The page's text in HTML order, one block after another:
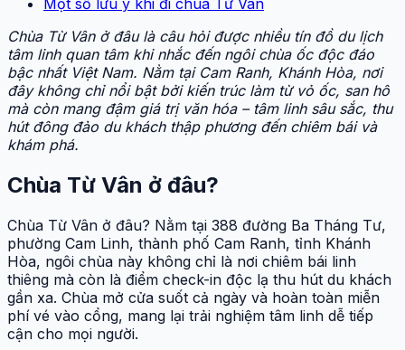
Chùa Từ Vân ở đâu là câu hỏi được nhiều tín đồ du lịch
tâm linh quan tâm khi nhắc đến ngôi chùa ốc độc đáo
bậc nhất Việt Nam. Nằm tại Cam Ranh, Khánh Hòa, nơi
đây không chỉ nổi bật bởi kiến trúc làm từ vỏ ốc, san hô
mà còn mang đậm giá trị văn hóa – tâm linh sâu sắc, thu
hút đông đảo du khách thập phương đến chiêm bái và
khám phá.
Chùa Từ Vân ở đâu?
Chùa Từ Vân ở đâu? Nằm tại 388 đường Ba Tháng Tư,
phường Cam Linh, thành phố Cam Ranh, tỉnh Khánh
Hòa, ngôi chùa này không chỉ là nơi chiêm bái linh
thiêng mà còn là điểm check-in độc lạ thu hút du khách
gần xa. Chùa mở cửa suốt cả ngày và hoàn toàn miễn
phí vé vào cổng, mang lại trải nghiệm tâm linh dễ tiếp
cận cho mọi người.